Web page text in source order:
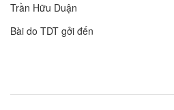
Trần Hữu Duận
Bài do TDT gởi đến